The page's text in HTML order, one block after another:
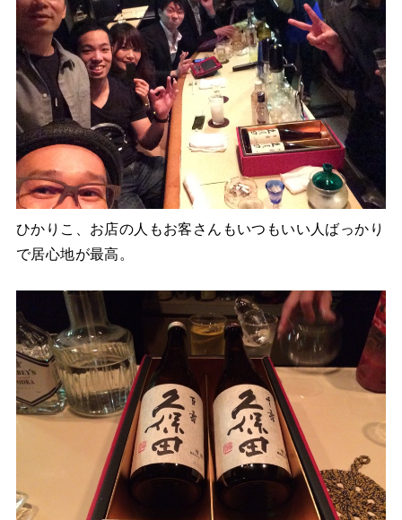
ひかりこ、お店の人もお客さんもいつもいい人ばっかり
で居心地が最高。